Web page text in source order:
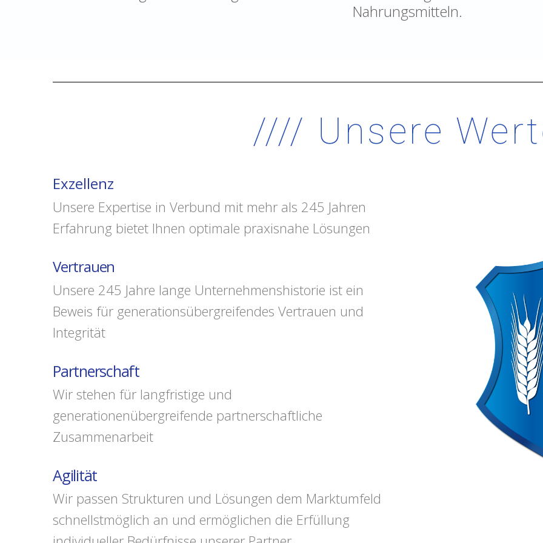
Nahrungsmitteln.
//// Unsere
Exzellenz
Unsere Expertise in Verbund mit mehr als 245 Jahren
Erfahrung bietet Ihnen optimale praxisnahe Lösungen
Vertrauen
Unsere 245 Jahre lange Unternehmenshistorie ist ein
Beweis für generationsübergreifendes Vertrauen und
Integrität
Partnerschaft
Wir stehen für langfristige und
generationenübergreifende partnerschaftliche
Zusammenarbeit
Agilität
Wir passen Strukturen und Lösungen dem Marktumfeld
schnellstmöglich an und ermöglichen die Erfüllung